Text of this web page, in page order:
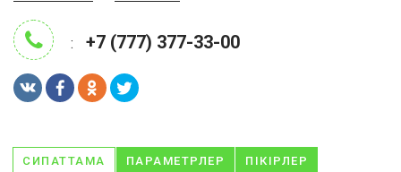
: +7 (777) 377-33-00
СИПАТТАМА ПАРАМЕТРЛЕР ПІКІРЛЕР